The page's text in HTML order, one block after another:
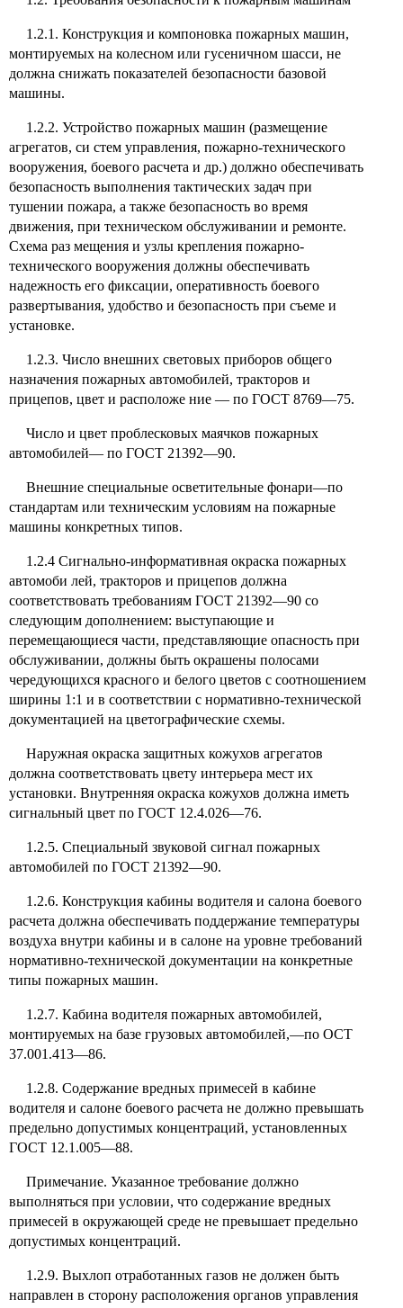
1.2.1. Конструкция и компоновка пожарных машин,
монтируемых на колесном или гусеничном шасси, не
должна снижать показателей безопасности базовой
машины.
1.2.2. Устройство пожарных машин (размещение
агрегатов, си стем управления, пожарно-технического
вооружения, боевого расчета и др.) должно обеспечивать
безопасность выполнения тактических задач при
тушении пожара, а также безопасность во время
движения, при техническом обслуживании и ремонте.
Схема раз мещения и узлы крепления пожарно-
технического вооружения должны обеспечивать
надежность его фиксации, оперативность боевого
развертывания, удобство и безопасность при съеме и
установке.
1.2.3. Число внешних световых приборов общего
назначения пожарных автомобилей, тракторов и
прицепов, цвет и расположе ние — по ГОСТ 8769—75.
Число и цвет проблесковых маячков пожарных
автомобилей— по ГОСТ 21392—90.
Внешние специальные осветительные фонари—по
стандартам или техническим условиям на пожарные
машины конкретных типов.
1.2.4 Сигнально-информативная окраска пожарных
автомоби лей, тракторов и прицепов должна
соответствовать требованиям ГОСТ 21392—90 со
следующим дополнением: выступающие и
перемещающиеся части, представляющие опасность при
обслуживании, должны быть окрашены полосами
чередующихся красного и белого цветов с соотношением
ширины 1:1 и в соответствии с нормативно-технической
документацией на цветографические схемы.
Наружная окраска защитных кожухов агрегатов
должна соответствовать цвету интерьера мест их
установки. Внутренняя окраска кожухов должна иметь
сигнальный цвет по ГОСТ 12.4.026—76.
1.2.5. Специальный звуковой сигнал пожарных
автомобилей по ГОСТ 21392—90.
1.2.6. Конструкция кабины водителя и салона боевого
расчета должна обеспечивать поддержание температуры
воздуха внутри кабины и в салоне на уровне требований
нормативно-технической документации на конкретные
типы пожарных машин.
1.2.7. Кабина водителя пожарных автомобилей,
монтируемых на базе грузовых автомобилей,—по ОСТ
37.001.413—86.
1.2.8. Содержание вредных примесей в кабине
водителя и салоне боевого расчета не должно превышать
предельно допустимых концентраций, установленных
ГОСТ 12.1.005—88.
Примечание. Указанное требование должно
выполняться при условии, что содержание вредных
примесей в окружающей среде не превышает предельно
допустимых концентраций.
1.2.9. Выхлоп отработанных газов не должен быть
направлен в сторону расположения органов управления